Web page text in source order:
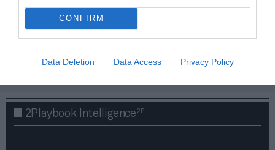
CONFIRM
Data Deletion Data Access Privacy Policy
2Playbook Intelligence2P